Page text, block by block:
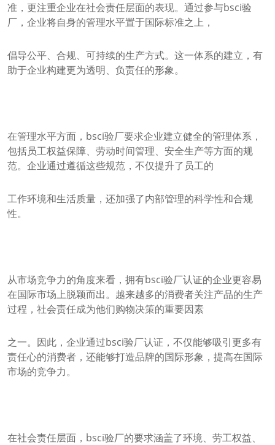
准，更注重企业在社会责任层面的表现。通过参与bsci验
厂，企业将自身的管理水平置于国际标准之上，
倡导公平、合规、可持续的生产方式。这一体系的建立，有
助于企业构建更为透明、负责任的形象。
在管理水平方面，bsci验厂要求企业建立健全的管理体系，
包括员工权益保障、劳动时间管理、安全生产等方面的规
范。企业通过遵循这些规范，不仅提升了员工的
工作环境和生活质量，还加强了内部管理的科学性和合规
性。
从市场竞争力的角度来看，拥有bsci验厂认证的企业更容易
在国际市场上脱颖而出。越来越多的消费者关注产品的生产
过程，社会责任成为他们购物决策的重要因素
之一。因此，企业通过bsci验厂认证，不仅能够吸引更多有
责任心的消费者，还能够打造品牌的国际形象，提高在国际
市场的竞争力。
在社会责任层面，bsci验厂的要求涵盖了环境、劳工权益、